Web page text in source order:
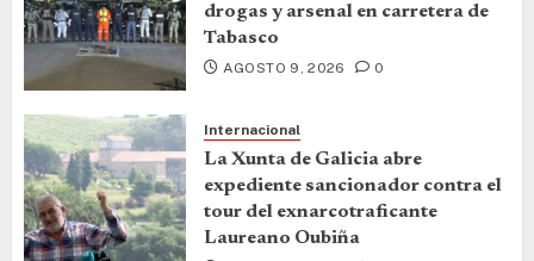
drogas y arsenal en carretera de
Tabasco
AGOSTO 9, 2026 0
Internacional
La Xunta de Galicia abre
expediente sancionador contra el
tour del exnarcotraficante
Laureano Oubiña